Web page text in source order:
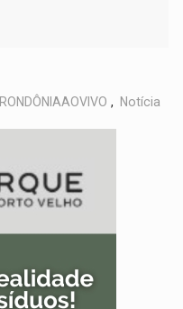
RONDÔNIAAOVIVO , Notícia